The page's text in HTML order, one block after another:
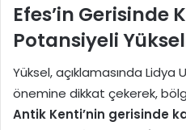
Efes’in Gerisinde
Potansiyeli
Yüksel, açıklamasında Lidya
önemine dikkat çekerek,
Antik Kenti’nin gerisinde